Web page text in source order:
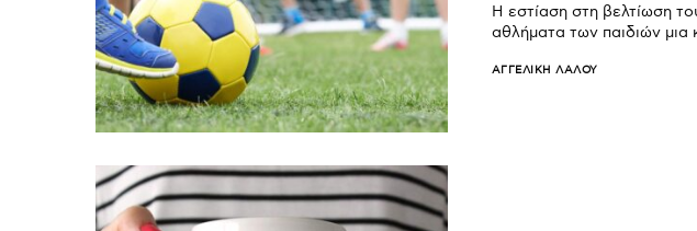
Η εστίαση στη βελτίωση
αθλήματα των παιδιών μια
ΑΓΓΕΛΙΚΉ ΛΆΛΟΥ